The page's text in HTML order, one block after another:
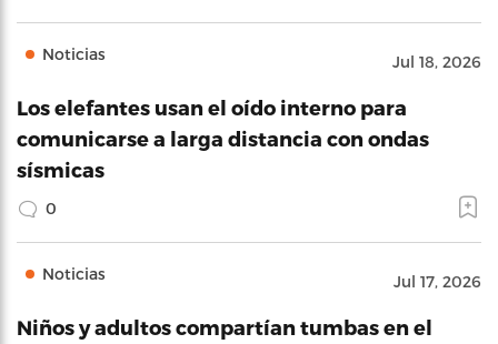
Noticias Jul 18, 2026
Los elefantes usan el oído interno para
comunicarse a larga distancia con ondas
sísmicas
0
Noticias Jul 17, 2026
Niños y adultos compartían tumbas en el